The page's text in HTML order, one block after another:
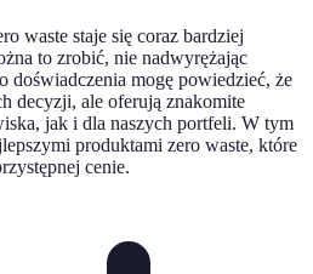
waste staje się coraz bardziej
to zrobić, nie nadwyrężając
doświadczenia mogę powiedzieć, że
decyzji, ale oferują znakomite
jak i dla naszych portfeli. W tym
produktami zero waste, które
cenie.